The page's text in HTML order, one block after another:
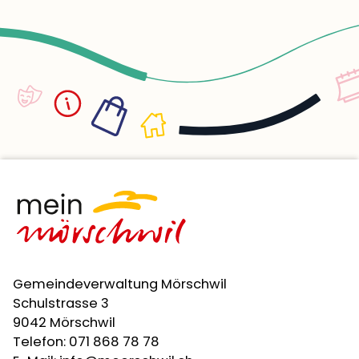
Gemeindeverwaltung Mörschwil
Schulstrasse 3
9042 Mörschwil
Telefon: 071 868 78 78